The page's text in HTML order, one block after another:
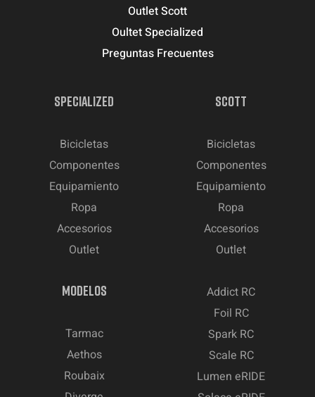
Outlet Scott
Oultet Specialized
Preguntas Frecuentes
SPECIALIZED
Bicicletas
Componentes
Equipamiento
Ropa
Accesorios
Outlet
SCOTT
Bicicletas
Componentes
Equipamiento
Ropa
Accesorios
Outlet
MODELOS
Tarmac
Aethos
Roubaix
Addict RC
Foil RC
Spark RC
Scale RC
Lumen eRIDE